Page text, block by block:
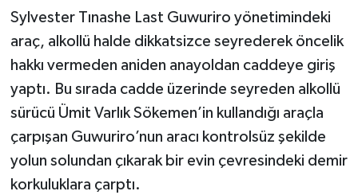
Sylvester Tınashe Last Guwuriro yönetimindeki
araç, alkollü halde dikkatsizce seyrederek öncelik
hakkı vermeden aniden anayoldan caddeye giriş
yaptı. Bu sırada cadde üzerinde seyreden alkollü
sürücü Ümit Varlık Sökemen’in kullandığı araçla
çarpışan Guwuriro’nun aracı kontrolsüz şekilde
yolun solundan çıkarak bir evin çevresindeki demir
korkuluklara çarptı.